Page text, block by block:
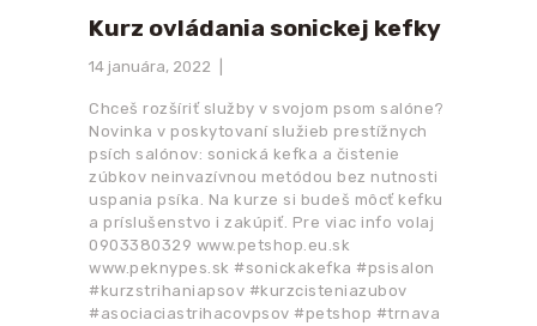
Kurz ovládania sonickej kefky
14 januára, 2022
Chceš rozšíriť služby v svojom psom salóne?
Novinka v poskytovaní služieb prestížnych
psích salónov: sonická kefka a čistenie
zúbkov neinvazívnou metódou bez nutnosti
uspania psíka. Na kurze si budeš môcť kefku
a príslušenstvo i zakúpiť. Pre viac info volaj
0903380329 www.petshop.eu.sk
www.peknypes.sk #sonickakefka #psisalon
#kurzstrihaniapsov #kurzcisteniazubov
#asociaciastrihacovpsov #petshop #trnava